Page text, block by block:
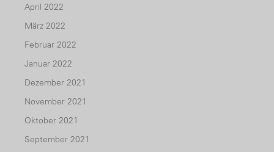
April 2022
März 2022
Februar 2022
Januar 2022
Dezember 2021
November 2021
Oktober 2021
September 2021